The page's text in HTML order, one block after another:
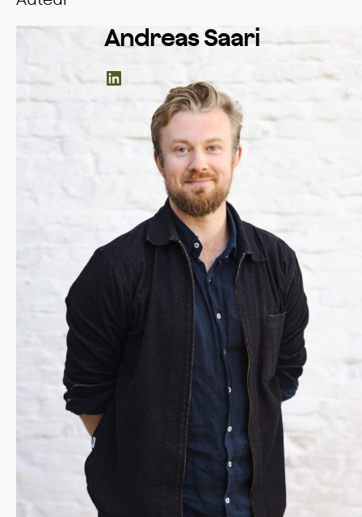
Andreas Saari
LinkedIn